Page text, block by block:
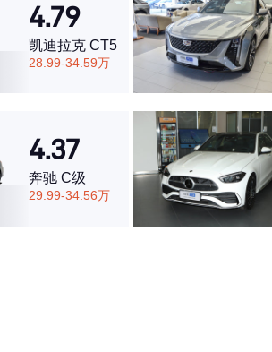
4.79
凯迪拉克 CT5
28.99-34.59万
4.37
奔驰 C级
29.99-34.56万